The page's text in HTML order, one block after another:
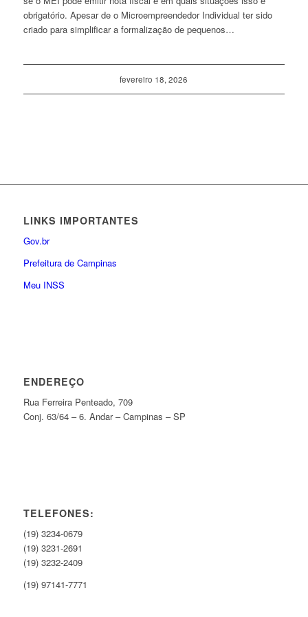
obrigatório. Apesar de o Microempreendedor Individual ter sido
criado para simplificar a formalização de pequenos…
fevereiro 18, 2026
LINKS IMPORTANTES
Gov.br
Prefeitura de Campinas
Meu INSS
ENDEREÇO
Rua Ferreira Penteado, 709
Conj. 63/64 – 6. Andar – Campinas – SP
TELEFONES:
(19) 3234-0679
(19) 3231-2691
(19) 3232-2409
(19) 97141-7771